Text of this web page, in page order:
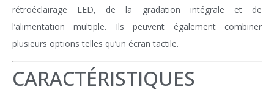
rétroéclairage LED, de la gradation intégrale et de
l’alimentation multiple. Ils peuvent également combiner
plusieurs options telles qu’un écran tactile.
CARACTÉRISTIQUES